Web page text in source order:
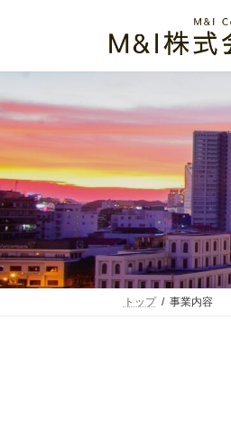
へ
ス
ッ
プ
ョ
ン
移
動
トップ 事業内容